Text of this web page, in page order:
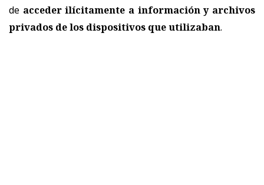
de acceder ilícitamente a información y archivos
privados de los dispositivos que utilizaban.